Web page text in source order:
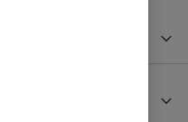
jag när det börjar ta